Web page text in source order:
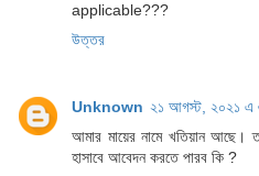
applicable???
উত্তর
Unknown ২১ আগস্ট, ২০২১ এ
আমার মায়ের নামে খতিয়ান আছে।
হাসাবে আবেদন করতে পারব কি ?